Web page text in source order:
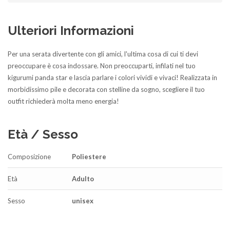
Ulteriori Informazioni
Per una serata divertente con gli amici, l'ultima cosa di cui ti devi
preoccupare è cosa indossare. Non preoccuparti, infilati nel tuo
kigurumi panda star e lascia parlare i colori vividi e vivaci! Realizzata in
morbidissimo pile e decorata con stelline da sogno, scegliere il tuo
outfit richiederà molta meno energia!
Età / Sesso
Composizione Poliestere
Età Adulto
Sesso unisex